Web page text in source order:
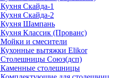
Кухня Скайда-1
Кухня Скайда-2
Кухня Шампань
Кухня Классик (Прованс)
Мойки и смесители
Кухонные вытяжки Elikor
Столешницы Союз(дсп)
Каменные столешницы